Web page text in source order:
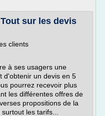
sur les devis
clients
à ses usagers une
d'obtenir un devis en 5
pourrez recevoir plus
les différentes offres de
propositions de la
les tarifs...